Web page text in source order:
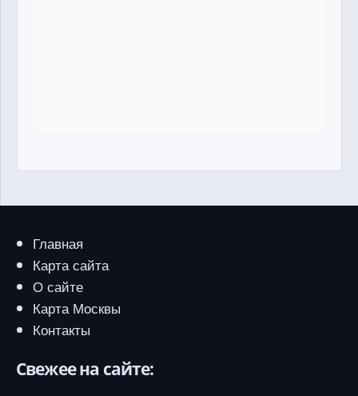
Главная
Карта сайта
О сайте
Карта Москвы
Контакты
Свежее на сайте: